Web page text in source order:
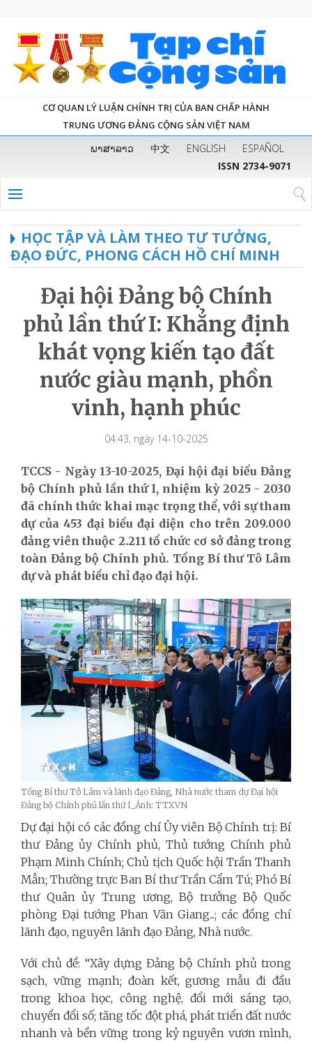
CƠ QUAN LÝ LUẬN CHÍNH TRỊ CỦA BAN CHẤP HÀNH
TRUNG ƯƠNG ĐẢNG CỘNG SẢN VIỆT NAM
ພາສາລາວ 中文 ENGLISH
ESPAÑOL
ISSN 2734-9071
HỌC TẬP VÀ LÀM THEO TƯ TƯỞNG,
ĐẠO ĐỨC, PHONG CÁCH HỒ CHÍ MINH
Đại hội Đảng bộ Chính
phủ lần thứ I: Khẳng định
khát vọng kiến tạo đất
nước giàu mạnh, phồn
vinh, hạnh phúc
04:43, ngày 14-10-2025
TCCS - Ngày 13-10-2025, Đại hội đại biểu Đảng
bộ Chính phủ lần thứ I, nhiệm kỳ 2025 - 2030
đã chính thức khai mạc trọng thể, với sự tham
dự của 453 đại biểu đại diện cho trên 209.000
đảng viên thuộc 2.211 tổ chức cơ sở đảng trong
toàn Đảng bộ Chính phủ. Tổng Bí thư Tô Lâm
dự và phát biểu chỉ đạo đại hội.
Tổng Bí thư Tô Lâm và lãnh đạo Đảng, Nhà nước tham dự Đại hội
Đảng bộ Chính phủ lần thứ I_Ảnh: TTXVN
Dự đại hội có các đồng chí Ủy viên Bộ Chính trị: Bí
thư Đảng ủy Chính phủ, Thủ tướng Chính phủ
Phạm Minh Chính; Chủ tịch Quốc hội Trần Thanh
Mẫn; Thường trực Ban Bí thư Trần Cẩm Tú; Phó Bí
thư Quân ủy Trung ương, Bộ trưởng Bộ Quốc
phòng Đại tướng Phan Văn Giang...; các đồng chí
lãnh đạo, nguyên lãnh đạo Đảng, Nhà nước.
Với chủ đề: “Xây dựng Đảng bộ Chính phủ trong
sạch, vững mạnh; đoàn kết, gương mẫu đi đầu
trong khoa học, công nghệ, đổi mới sáng tạo,
chuyển đổi số; tăng tốc đột phá, phát triển đất nước
nhanh và bền vững trong kỷ nguyên vươn mình,